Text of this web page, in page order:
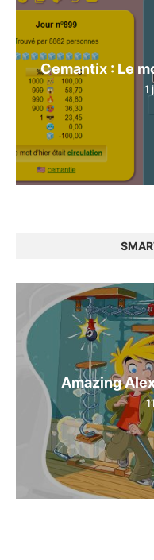
Cemantix : Le
1
Amazing